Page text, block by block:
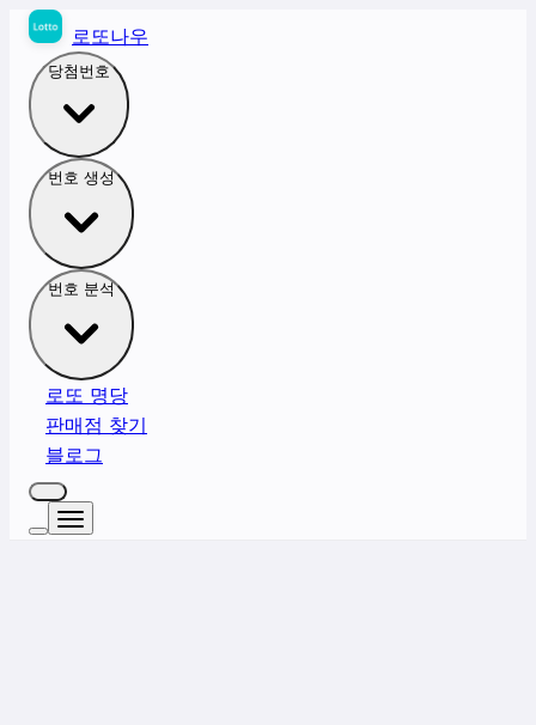
로또나우
당첨번호
번호 생성
번호 분석
로또 명당
판매점 찾기
블로그